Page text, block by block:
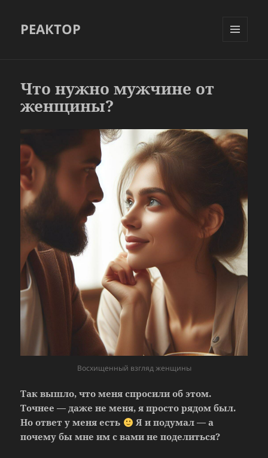
РЕАКТОР
Что нужно мужчине от
женщины?
Восхищенный взгляд женщины
Так вышло, что меня спросили об этом.
Точнее — даже не меня, я просто рядом был.
Но ответ у меня есть
Я и подумал — а
почему бы мне им с вами не поделиться?